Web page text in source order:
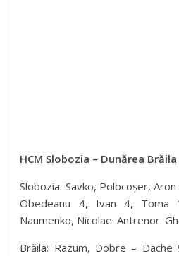
HCM Slobozia – Dunărea
Slobozia: Savko, Polocoșer,
Obedeanu 4, Ivan 4, Toma
Naumenko, Nicolae. Antrenor:
Brăila: Razum, Dobre –